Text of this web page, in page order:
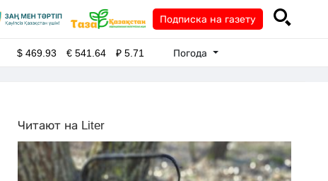
Подписка на газету
$469.93 €541.64 ₽5.71 Погода
Читают на Liter